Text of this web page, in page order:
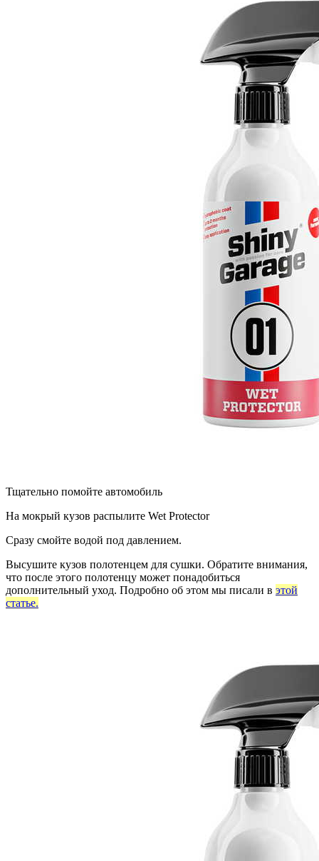
Тщательно помойте автомобиль
На мокрый кузов распылите Wet Protector
Сразу смойте водой под давлением.
Высушите кузов полотенцем для сушки. Обратите внимания,
что после этого полотенцу может понадобиться
дополнительный уход. Подробно об этом мы писали в этой
статье.